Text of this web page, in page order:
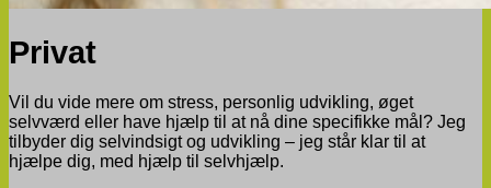
Privat
Vil du vide mere om stress, personlig udvikling, øget
selvværd eller have hjælp til at nå dine specifikke mål? Jeg
tilbyder dig selvindsigt og udvikling – jeg står klar til at
hjælpe dig, med hjælp til selvhjælp.